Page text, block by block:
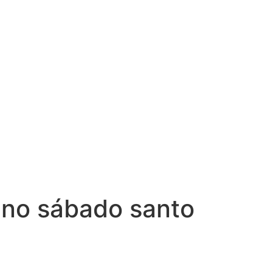
sábado santo